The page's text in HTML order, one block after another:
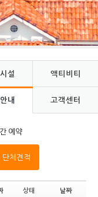
설 액티비티
내 고객센터
예약
단체견적
상태 날짜